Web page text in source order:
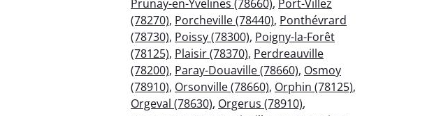
Prunay-en-Yvelines (78660), Port-Villez
(78270), Porcheville (78440), Ponthévrard
(78730), Poissy (78300), Poigny-la-Forêt
(78125), Plaisir (78370), Perdreauville
(78200), Paray-Douaville (78660), Osmoy
(78910), Orsonville (78660), Orphin (78125),
Orgeval (78630), Orgerus (78910),